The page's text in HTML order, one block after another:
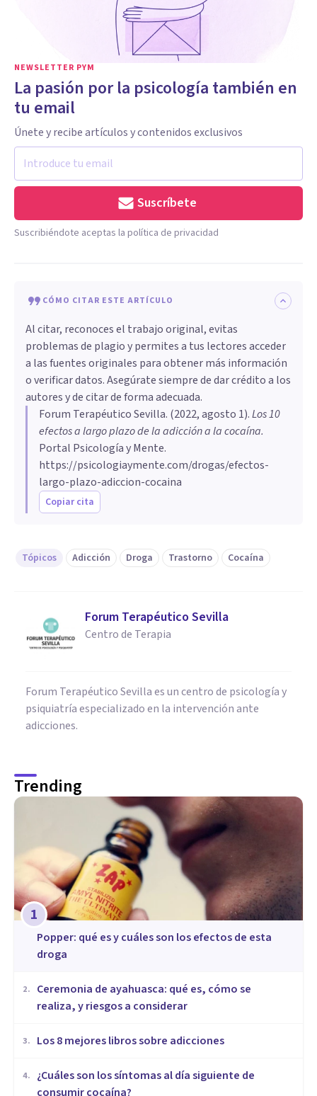
NEWSLETTER PYM
La pasión por la psicología también en
tu email
Únete y recibe artículos y contenidos exclusivos
Suscríbete
Suscribiéndote aceptas la política de privacidad
CÓMO CITAR ESTE ARTÍCULO
Al citar, reconoces el trabajo original, evitas
problemas de plagio y permites a tus lectores acceder
a las fuentes originales para obtener más información
o verificar datos. Asegúrate siempre de dar crédito a los
autores y de citar de forma adecuada.
Forum Terapéutico Sevilla. (2022, agosto 1).Los 10
efectos a largo plazo de la adicción a la cocaína.
Portal Psicología y Mente.
https://psicologiaymente.com/drogas/efectos-
largo-plazo-adiccion-cocaina
Copiar cita
Tópicos Adicción Droga Trastorno Cocaína
Forum Terapéutico Sevilla
Centro de Terapia
Forum Terapéutico Sevilla es un centro de psicología y
psiquiatría especializado en la intervención ante
adicciones.
Trending
1
Popper: qué es y cuáles son los efectos de esta
droga
2.
Ceremonia de ayahuasca: qué es, cómo se
realiza, y riesgos a considerar
3. Los 8 mejores libros sobre adicciones
4.
¿Cuáles son los síntomas al día siguiente de
consumir cocaína?